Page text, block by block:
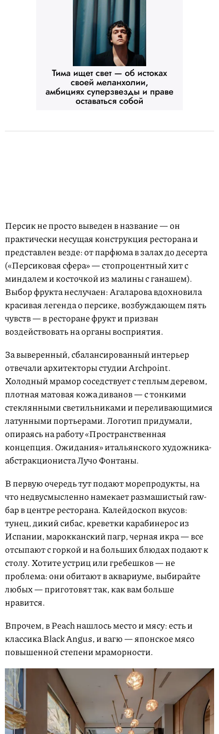
Персик не просто выведен в название — он
практически несущая конструкция ресторана и
представлен везде: от парфюма в залах до десерта
(«Персиковая сфера» — стопроцентный хит с
миндалем и косточкой из малины с ганашем).
Выбор фрукта неслучаен: Агаларова вдохновила
красивая легенда о персике, возбуждающем пять
чувств — в ресторане фрукт и призван
воздействовать на органы восприятия.
За выверенный, сбалансированный интерьер
отвечали архитекторы студии Archpoint.
Холодный мрамор соседствует с теплым деревом,
плотная матовая кожа диванов — с тонкими
стеклянными светильниками и переливающимися
латунными портьерами. Логотип придумали,
опираясь на работу «Пространственная
концепция. Ожидания» итальянского художника-
абстракциониста Лучо Фонтаны.
В первую очередь тут подают морепродукты, на
что недвусмысленно намекает размашистый raw-
бар в центре ресторана. Калейдоскоп вкусов:
тунец, дикий сибас, креветки карабинерос из
Испании, марокканский пагр, черная икра — все
отсыпают с горкой и на больших блюдах подают к
столу. Хотите устриц или гребешков — не
проблема: они обитают в аквариуме, выбирайте
любых — приготовят так, как вам больше
нравится.
Впрочем, в Peach нашлось место и мясу: есть и
классика Black Angus, и вагю — японское мясо
повышенной степени мраморности.